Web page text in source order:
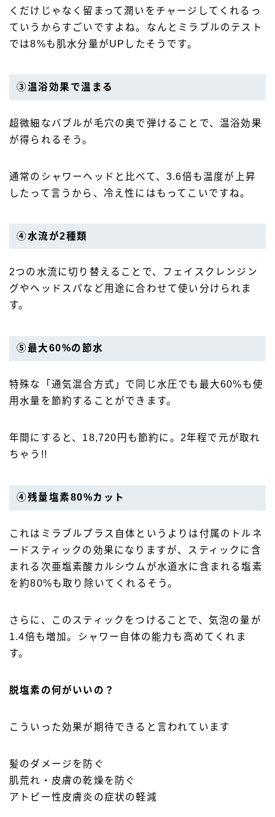
くだけじゃなく留まって潤いをチャージしてくれるっ
ていうからすごいですよね。なんとミラブルのテスト
では8%も肌水分量がUPしたそうです。
③温浴効果で温まる
超微細なバブルが毛穴の奥で弾けることで、温浴効果
が得られるそう。
通常のシャワーヘッドと比べて、3.6倍も温度が上昇
したって言うから、冷え性にはもってこいですね。
④水流が2種類
2つの水流に切り替えることで、フェイスクレンジン
グやヘッドスパなど用途に合わせて使い分けられま
す。
⑤最大60%の節水
特殊な「通気混合方式」で同じ水圧でも最大60%も使
用水量を節約することができます。
年間にすると、18,720円も節約に。2年程で元が取れ
ちゃう!!
④残量塩素80%カット
これはミラブルプラス自体というよりは付属のトルネ
ードスティックの効果になりますが、スティックに含
まれる次亜塩素酸カルシウムが水道水に含まれる塩素
を約80%も取り除いてくれるそう。
さらに、このスティックをつけることで、気泡の量が
1.4倍も増加。シャワー自体の能力も高めてくれま
す。
脱塩素の何がいいの？
こういった効果が期待できると言われています
髪のダメージを防ぐ
肌荒れ・皮膚の乾燥を防ぐ
アトピー性皮膚炎の症状の軽減